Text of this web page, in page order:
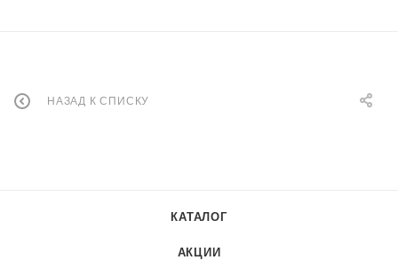
НАЗАД К СПИСКУ
КАТАЛОГ
АКЦИИ